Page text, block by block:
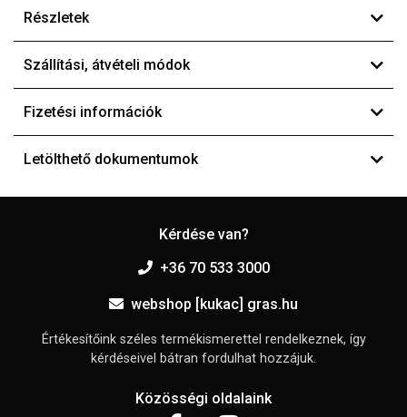
Részletek
Szállítási, átvételi módok
Fizetési információk
Letölthető dokumentumok
Kérdése van?
+36 70 533 3000
webshop [kukac] gras.hu
Értékesítőink széles termékismerettel rendelkeznek, így
kérdéseivel bátran fordulhat hozzájuk.
Közösségi oldalaink